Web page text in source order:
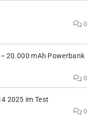
0
20.000 mAh Powerbank
0
2025 im Test
0